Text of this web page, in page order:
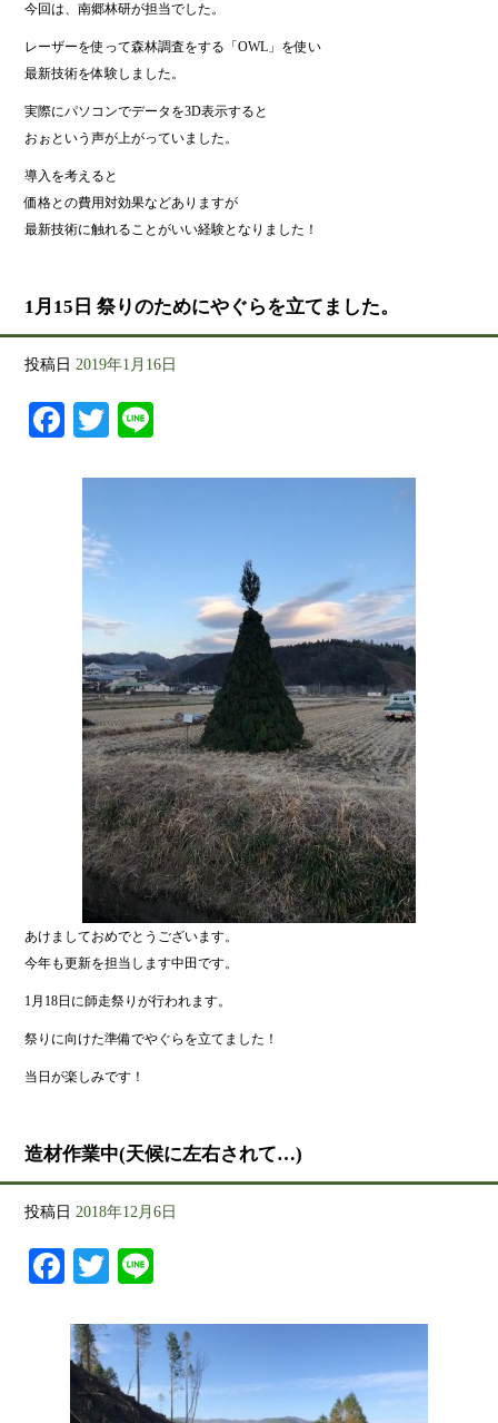
今回は、南郷林研が担当でした。
レーザーを使って森林調査をする「OWL」を使い
最新技術を体験しました。
実際にパソコンでデータを3D表示すると
おぉという声が上がっていました。
導入を考えると
価格との費用対効果などありますが
最新技術に触れることがいい経験となりました！
1月15日 祭りのためにやぐらを立てました。
投稿日 2019年1月16日
Facebook
Twitter
あけましておめでとうございます。
今年も更新を担当します中田です。
1月18日に師走祭りが行われます。
祭りに向けた準備でやぐらを立てました！
当日が楽しみです！
造材作業中(天候に左右されて…)
投稿日 2018年12月6日
Facebook
Twitter